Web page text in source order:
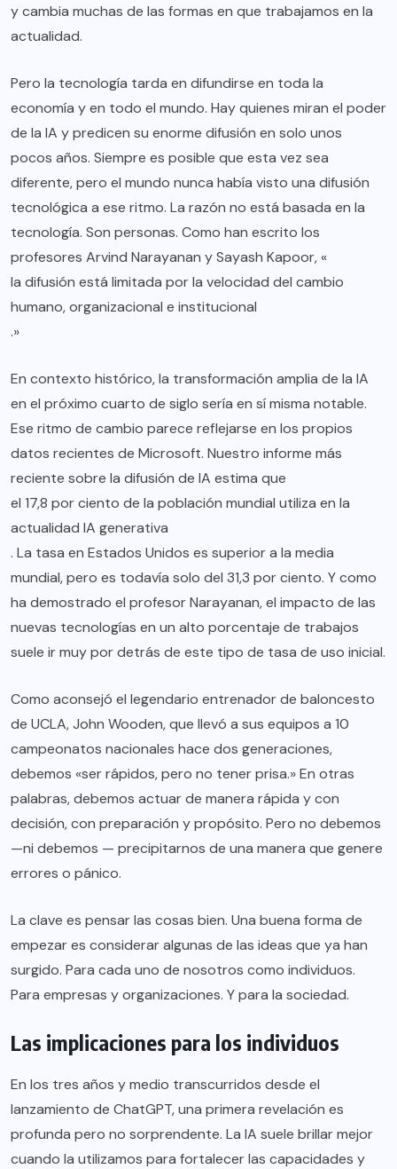
y cambia muchas de las formas en que trabajamos en la
actualidad.
Pero la tecnología tarda en difundirse en toda la
economía y en todo el mundo. Hay quienes miran el poder
de la IA y predicen su enorme difusión en solo unos
pocos años. Siempre es posible que esta vez sea
diferente, pero el mundo nunca había visto una difusión
tecnológica a ese ritmo. La razón no está basada en la
tecnología. Son personas. Como han escrito los
profesores Arvind Narayanan y Sayash Kapoor, «
la difusión está limitada por la velocidad del cambio
humano, organizacional e institucional
.»
En contexto histórico, la transformación amplia de la IA
en el próximo cuarto de siglo sería en sí misma notable.
Ese ritmo de cambio parece reflejarse en los propios
datos recientes de Microsoft. Nuestro informe más
reciente sobre la difusión de IA estima que
el 17,8 por ciento de la población mundial utiliza en la
actualidad IA generativa
. La tasa en Estados Unidos es superior a la media
mundial, pero es todavía solo del 31,3 por ciento. Y como
ha demostrado el profesor Narayanan, el impacto de las
nuevas tecnologías en un alto porcentaje de trabajos
suele ir muy por detrás de este tipo de tasa de uso inicial.
Como aconsejó el legendario entrenador de baloncesto
de UCLA, John Wooden, que llevó a sus equipos a 10
campeonatos nacionales hace dos generaciones,
debemos «ser rápidos, pero no tener prisa.» En otras
palabras, debemos actuar de manera rápida y con
decisión, con preparación y propósito. Pero no debemos
—ni debemos — precipitarnos de una manera que genere
errores o pánico.
La clave es pensar las cosas bien. Una buena forma de
empezar es considerar algunas de las ideas que ya han
surgido. Para cada uno de nosotros como individuos.
Para empresas y organizaciones. Y para la sociedad.
Las implicaciones para los individuos
En los tres años y medio transcurridos desde el
lanzamiento de ChatGPT, una primera revelación es
profunda pero no sorprendente. La IA suele brillar mejor
cuando la utilizamos para fortalecer las capacidades y